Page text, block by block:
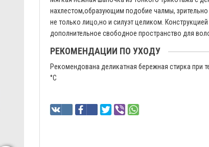
нахлестом,образующим подобие чалмы, зрительно
не только лицо,но и силуэт целиком.
дополнительное свободное пространство для
РЕКОМЕНДАЦИИ ПО УХОДУ
Рекомендована деликатная бережная стирка при
°C